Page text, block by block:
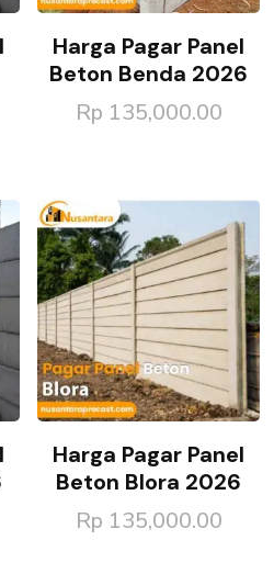
Harga Pagar Panel
Beton Benda 2026
Rp 135,000.00
Harga Pagar Panel
Beton Blora 2026
Rp 135,000.00